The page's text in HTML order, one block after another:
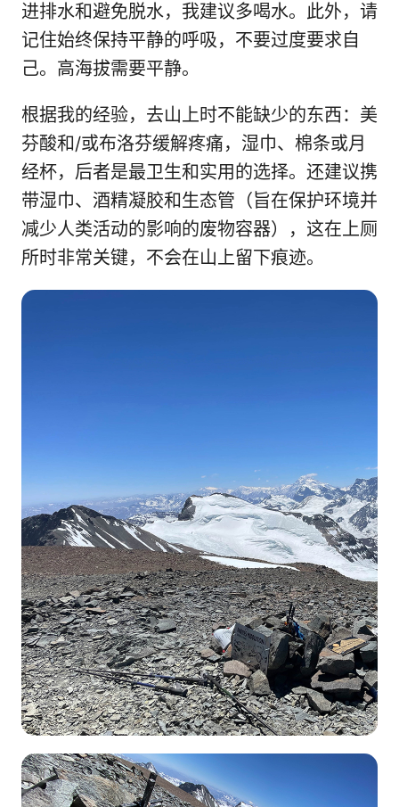
进排水和避免脱水，我建议多喝水。此外，请
记住始终保持平静的呼吸，不要过度要求自
己。高海拔需要平静。
根据我的经验，去山上时不能缺少的东西：美
芬酸和/或布洛芬缓解疼痛，湿巾、棉条或月
经杯，后者是最卫生和实用的选择。还建议携
带湿巾、酒精凝胶和生态管（旨在保护环境并
减少人类活动的影响的废物容器），这在上厕
所时非常关键，不会在山上留下痕迹。